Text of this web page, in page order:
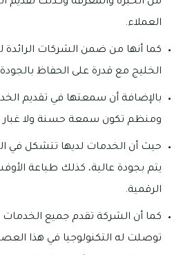
العملاء.
كما أنها من ضمن الشركات
الخليج مع قدرة على الحفاظ
بالإضافة أن سمعتها في تقديم
ومنظم تكون سمعة حسنة ولا غبار
حيث أن الخدمات لديها تتشكل في
يتم بجودة عالية، كذلك طباعة
الرقمية.
كما أن الشركة تقدم جميع الخدمات
توصلت له التكنولوجيا في هذا